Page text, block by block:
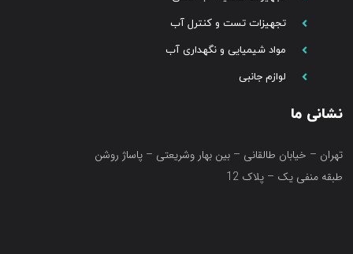
تجهیزات تست و کنترل آب
مواد شیمیایی و نگهداری آب
لوازم جانبی
نشانی ما
تهران – خیابان طالقانی – بین بهار وشریعتی – پاساژ روشن
طبقه منفی یک – پلاک 12